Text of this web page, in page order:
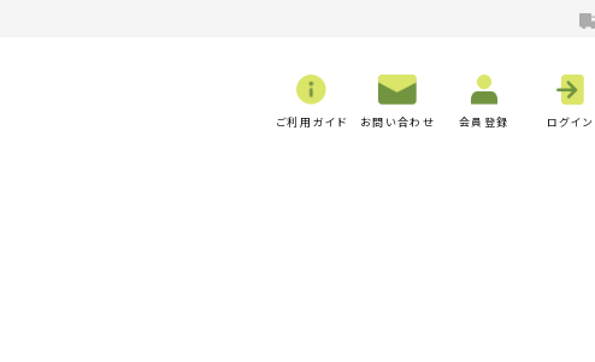
ご利用ガイド お問い合わせ 会員登録 ログイン